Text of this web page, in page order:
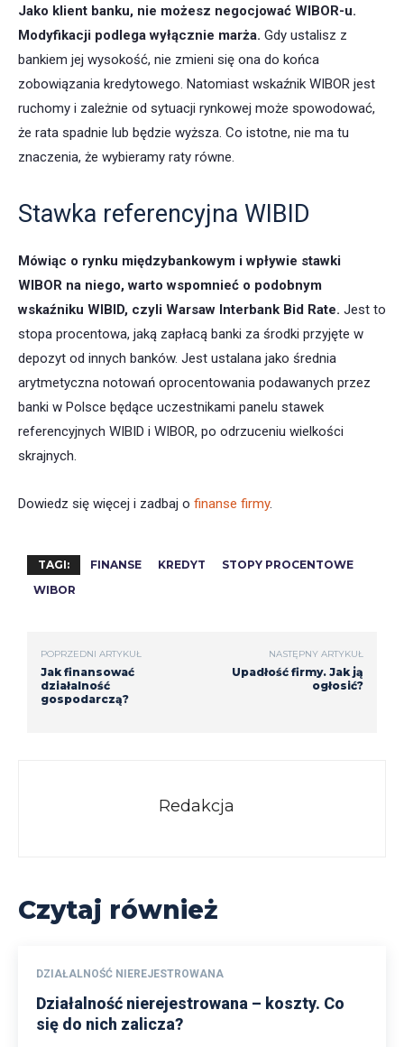
Jako klient banku, nie możesz negocjować WIBOR-u.
Modyfikacji podlega wyłącznie marża. Gdy ustalisz z
bankiem jej wysokość, nie zmieni się ona do końca
zobowiązania kredytowego. Natomiast wskaźnik WIBOR jest
ruchomy i zależnie od sytuacji rynkowej może spowodować,
że rata spadnie lub będzie wyższa. Co istotne, nie ma tu
znaczenia, że wybieramy raty równe.
Stawka referencyjna WIBID
Mówiąc o rynku międzybankowym i wpływie stawki
WIBOR na niego, warto wspomnieć o podobnym
wskaźniku WIBID, czyli Warsaw Interbank Bid Rate. Jest to
stopa procentowa, jaką zapłacą banki za środki przyjęte w
depozyt od innych banków. Jest ustalana jako średnia
arytmetyczna notowań oprocentowania podawanych przez
banki w Polsce będące uczestnikami panelu stawek
referencyjnych WIBID i WIBOR, po odrzuceniu wielkości
skrajnych.
Dowiedz się więcej i zadbaj o finanse firmy.
TAGI: FINANSE KREDYT
STOPY PROCENTOWE
WIBOR
POPRZEDNI ARTYKUŁ
Jak finansować
działalność
gospodarczą?
NASTĘPNY ARTYKUŁ
Upadłość firmy. Jak ją
ogłosić?
Redakcja
Czytaj również
DZIAŁALNOŚĆ NIEREJESTROWANA
Działalność nierejestrowana – koszty. Co
się do nich zalicza?